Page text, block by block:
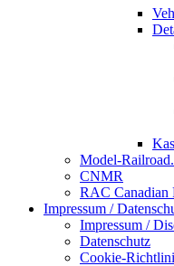
Model-
CNMR
RAC Canadian
Impressum /
Impressum /
Datenschutz
Cookie-